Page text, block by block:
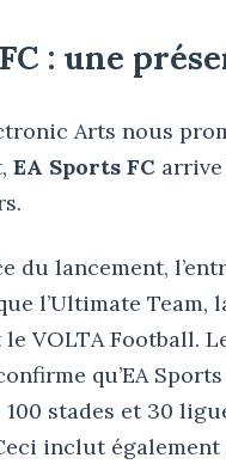
: une
Arts nous
EA Sports FC
du lancement,
l’Ultimate Team,
VOLTA Football.
qu’EA
stades et 30
inclut